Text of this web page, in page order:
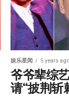
娱乐星闻 5 years ago
爷爷辈综
请“披荆斩